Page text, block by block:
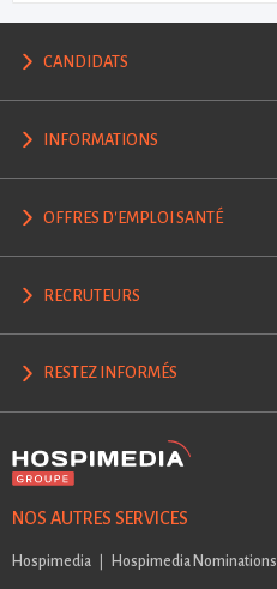
CANDIDATS
INFORMATIONS
OFFRES D'EMPLOI SANTÉ
RECRUTEURS
RESTEZ INFORMÉS
NOS AUTRES SERVICES
Hospimedia Hospimedia Nominations